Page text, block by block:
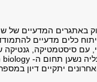
כלים מדעיים
עם סיסטמטיקה, גנטיקה
יתקיים דיון